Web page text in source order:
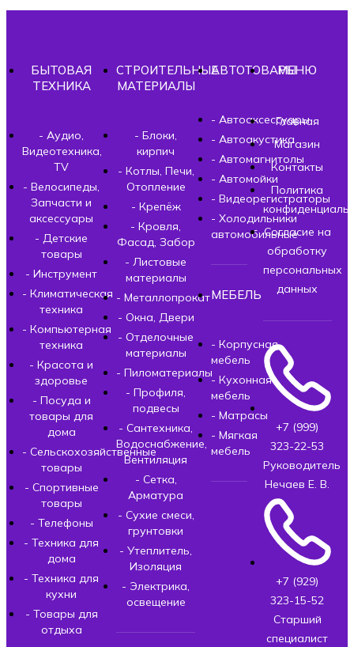
БЫТОВАЯ
ТЕХНИКА
- Аудио,
Видеотехника,
TV
- Велосипеды,
Запчасти и
аксессуары
- Детские
товары
- Инструмент
- Климатическая
техника
- Компьютерная
техника
- Красота и
здоровье
- Посуда и
товары для
дома
- Сельскохозяйственные
товары
- Спортивные
товары
- Телефоны
- Техника для
дома
- Техника для
кухни
- Товары для
отдыха
СТРОИТЕЛЬНЫЕ
МАТЕРИАЛЫ
- Блоки,
кирпич
- Котлы, Печи,
Отопление
- Крепёж
- Кровля,
Фасад, Забор
- Листовые
материалы
- Металлопрокат
- Окна, Двери
- Отделочные
материалы
- Пиломатериалы
- Профиля,
подвесы
- Сантехника,
Водоснабжение,
Вентиляция
- Сетка,
Арматура
- Сухие смеси,
грунтовки
- Утеплитель,
Изоляция
- Электрика,
освещение
АВТОТОВАРЫ
- Автоаксессуары
- Автоакустика
- Автомагнитолы
- Автомойки
- Видеорегистраторы
- Холодильники
автомобильные
МЕБЕЛЬ
- Корпусная
мебель
- Кухонная
мебель
- Матрасы
- Мягкая
мебель
МЕНЮ
Главная
Магазин
Контакты
Политика
Согласие на
обработку
персональных
данных
+7 (999)
323-22-53
Руководитель
Нечаев Е. В.
+7 (929)
323-15-52
Старший
специалист